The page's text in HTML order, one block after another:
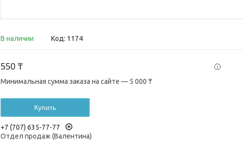
В наличии Код: 1174
550 ₸
Минимальная сумма заказа на сайте — 5 000 ₸
Купить
+7 (707) 635-77-77
Отдел продаж (Валентина)